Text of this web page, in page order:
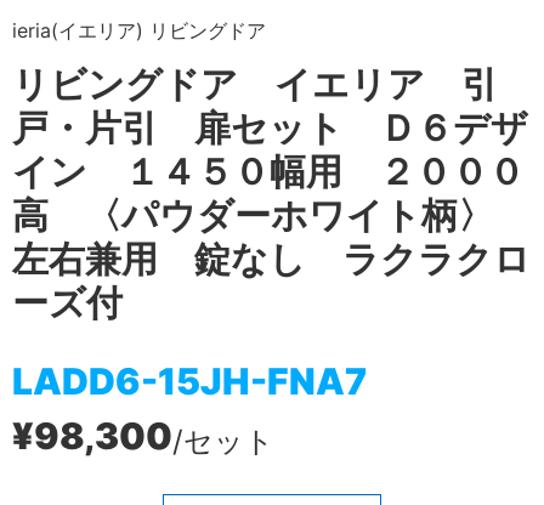
ieria(イエリア) リビングドア
リビングドア イエリア 引
戸・片引 扉セット Ｄ６デザ
イン １４５０幅用 ２０００
高 〈パウダーホワイト柄〉
左右兼用 錠なし ラクラクロ
ーズ付
LADD6-15JH-FNA7
¥98,300/セット